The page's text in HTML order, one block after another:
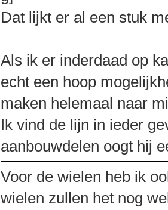
Dat lijkt er al een stuk
Als ik er inderdaad op
echt een hoop
maken helemaal naar
Ik vind de lijn in ieder
aanbouwdelen oogt hij
Voor de wielen heb ik
wielen zullen het nog